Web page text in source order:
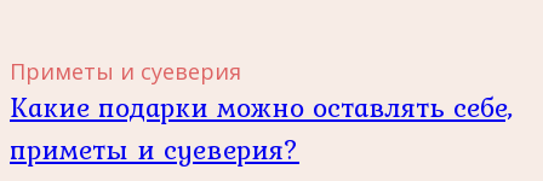
Приметы и суеверия
Какие подарки можно оставлять себе,
приметы и суеверия?